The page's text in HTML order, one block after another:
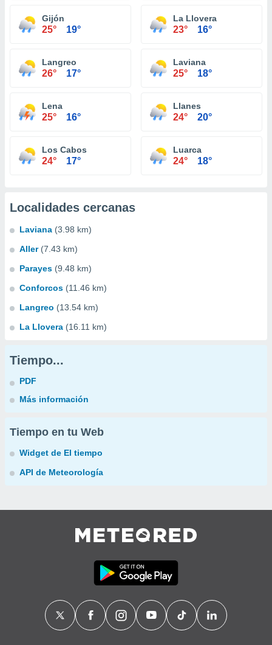
Gijón
25° 19°
La Llovera
23° 16°
Langreo
26° 17°
Laviana
25° 18°
Lena
25° 16°
Llanes
24° 20°
Los Cabos
24° 17°
Luarca
24° 18°
Localidades cercanas
Laviana (3.98 km)
Aller (7.43 km)
Parayes (9.48 km)
Conforcos (11.46 km)
Langreo (13.54 km)
La Llovera (16.11 km)
Tiempo...
PDF
Más información
Tiempo en tu Web
Widget de El tiempo
API de Meteorología